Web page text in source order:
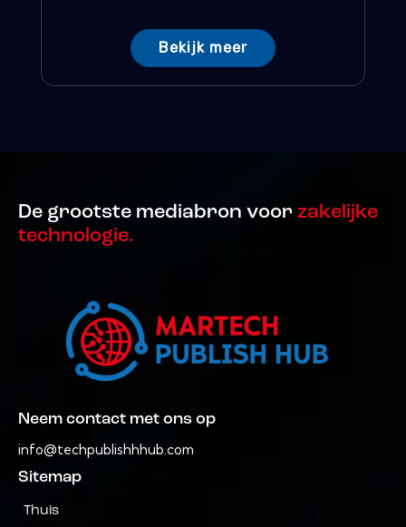
Bekijk meer
De grootste mediabron voor zakelijke
technologie.
Neem contact met ons op
info@techpublishhhub.com
Sitemap
Thuis